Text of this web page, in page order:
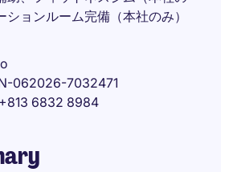
ョンルーム完備（本社のみ）
062026-7032471
+813 6832 8984